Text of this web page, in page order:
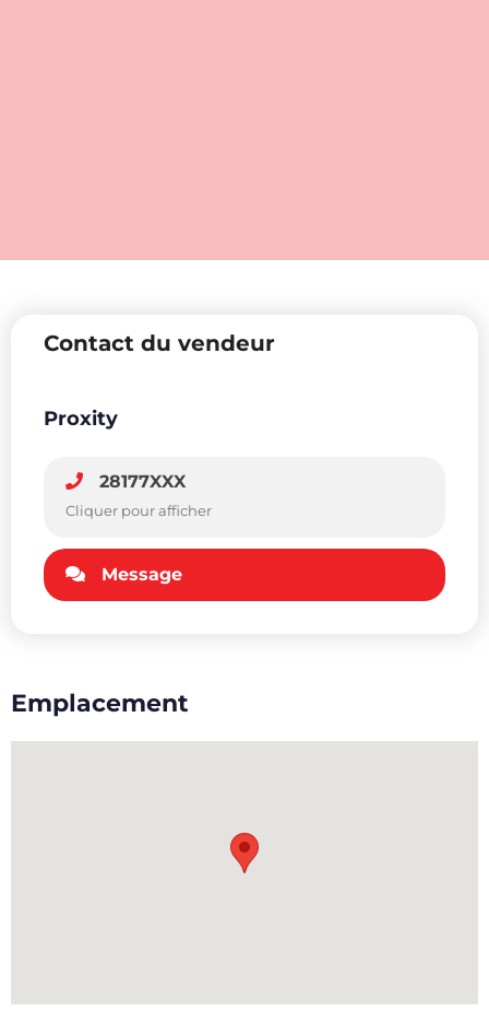
Contact du vendeur
Proxity
28177XXX
Cliquer pour afficher
Message
Emplacement